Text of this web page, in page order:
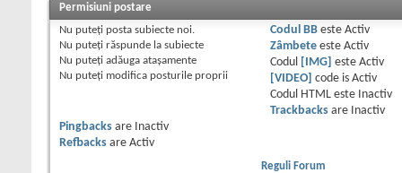
Permisiuni postare
Nu puteţi posta subiecte noi.
Nu puteţi răspunde la subiecte
Nu puteţi adăuga ataşamente
Nu puteţi modifica posturile proprii
Codul BBeste Activ
Zâmbeteeste Activ
Codul
[IMG] este Activ
[VIDEO] code is Activ
Codul HTML este
Inactiv
Trackbacksare
Inactiv
Pingbacks are
Inactiv
Refbacks are Activ
Reguli Forum